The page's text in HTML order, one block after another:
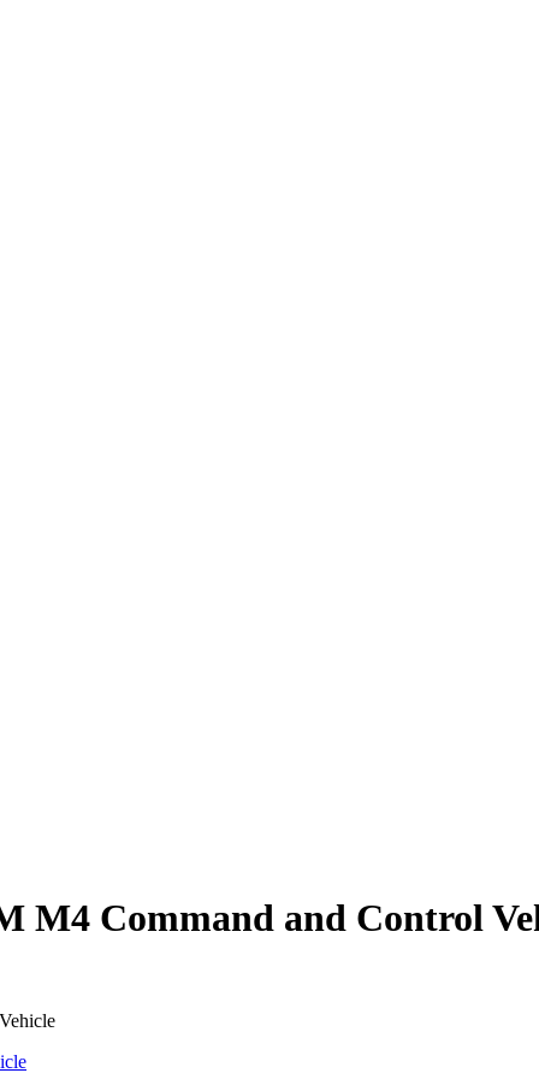
Command and Control